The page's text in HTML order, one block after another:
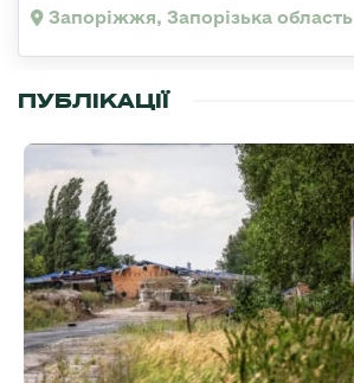
Запоріжжя, Запорізька область
ПУБЛІКАЦІЇ